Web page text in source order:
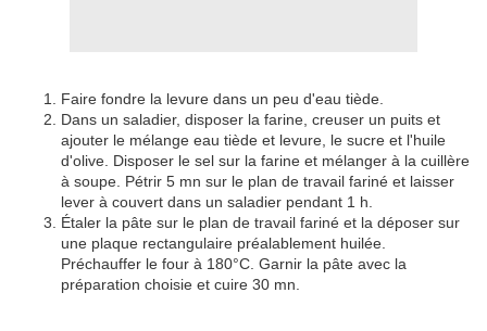
Faire fondre la levure dans un peu d'eau tiède.
Dans un saladier, disposer la farine, creuser un puits et
ajouter le mélange eau tiède et levure, le sucre et l'huile
d'olive. Disposer le sel sur la farine et mélanger à la cuillère
à soupe. Pétrir 5 mn sur le plan de travail fariné et laisser
lever à couvert dans un saladier pendant 1 h.
Étaler la pâte sur le plan de travail fariné et la déposer sur
une plaque rectangulaire préalablement huilée.
Préchauffer le four à 180°C. Garnir la pâte avec la
préparation choisie et cuire 30 mn.